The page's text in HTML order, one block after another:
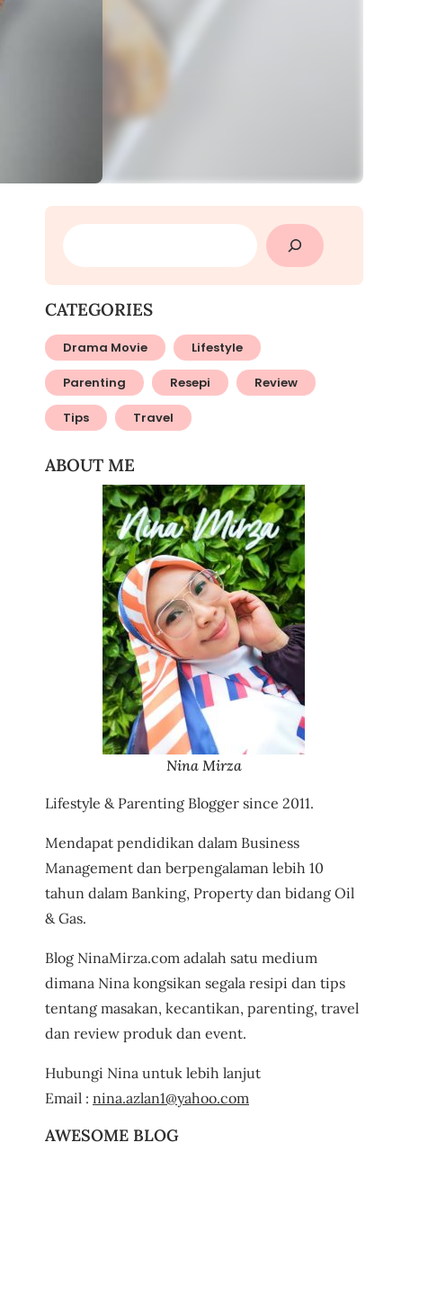
SEARCH
CATEGORIES
Drama Movie Lifestyle
Parenting Resepi Review
Tips Travel
ABOUT ME
Nina Mirza
Lifestyle & Parenting Blogger since 2011.
Mendapat pendidikan dalam Business
Management dan berpengalaman lebih 10
tahun dalam Banking, Property dan bidang Oil
& Gas.
Blog NinaMirza.com adalah satu medium
dimana Nina kongsikan segala resipi dan tips
tentang masakan, kecantikan, parenting, travel
dan review produk dan event.
Hubungi Nina untuk lebih lanjut
Email : nina.azlan1@yahoo.com
AWESOME BLOG